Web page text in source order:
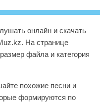
онлайн и скачать
На странице
файла и категория
похожие песни и
формируются по